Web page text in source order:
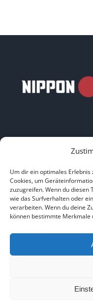
Um dir ein optimales
Cookies, um
zuzugreifen. Wenn du diesen
wie das Surfverhalten oder
verarbeiten. Wenn du deine
können bestimmte
HOME|ÜBER UNS|
BILDNACHWEISE